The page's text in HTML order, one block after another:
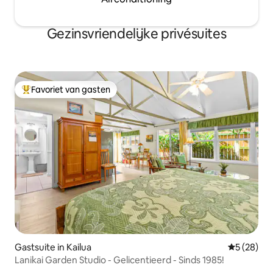
Gezinsvriendelijke privésuites
Topfavoriet van gasten
Favoriet van gasten
Gastsuite in Kailua
5 (28)
Lanikai Garden Studio - Gelicentieerd - Sinds 1985!